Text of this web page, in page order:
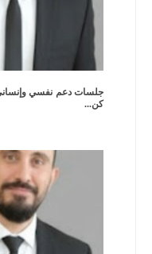
جلسات دعم نفسي
كن...